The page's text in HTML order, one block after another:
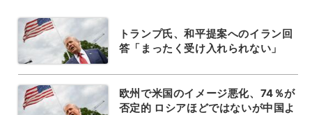
トランプ氏、和平提案へのイラン回
答「まったく受け入れられない」
欧州で米国のイメージ悪化、74％が
否定的 ロシアほどではないが中国よ